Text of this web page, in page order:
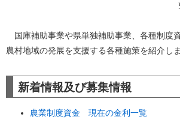
国庫補助事業や県単独補助事業、各種制度
農村地域の発展を支援する各種施策を紹介しま
新着情報及び募集情報
農業制度資金 現在の金利一覧